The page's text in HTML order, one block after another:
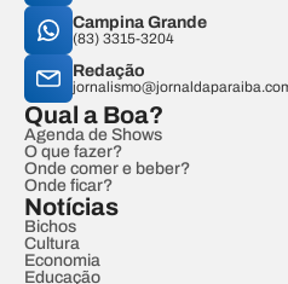
Campina Grande
(83) 3315-3204
Redação
Qual a Boa?
Agenda de Shows
O que fazer?
Onde comer e beber?
Onde ficar?
Notícias
Bichos
Cultura
Economia
Educação